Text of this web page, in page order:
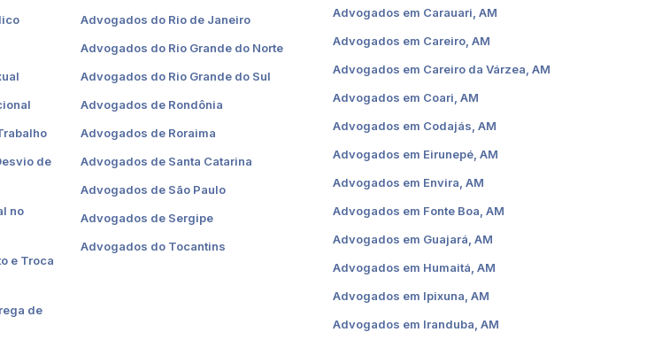
de
no
e Troca
de
Advogados do Rio de Janeiro
Advogados do Rio Grande do Norte
Advogados do Rio Grande do Sul
Advogados de Rondônia
Advogados de Roraima
Advogados de Santa Catarina
Advogados de São Paulo
Advogados de Sergipe
Advogados do Tocantins
Advogados em Carauari, AM
Advogados em Careiro, AM
Advogados em Careiro da Várzea, AM
Advogados em Coari, AM
Advogados em Codajás, AM
Advogados em Eirunepé, AM
Advogados em Envira, AM
Advogados em Fonte Boa, AM
Advogados em Guajará, AM
Advogados em Humaitá, AM
Advogados em Ipixuna, AM
Advogados em Iranduba, AM